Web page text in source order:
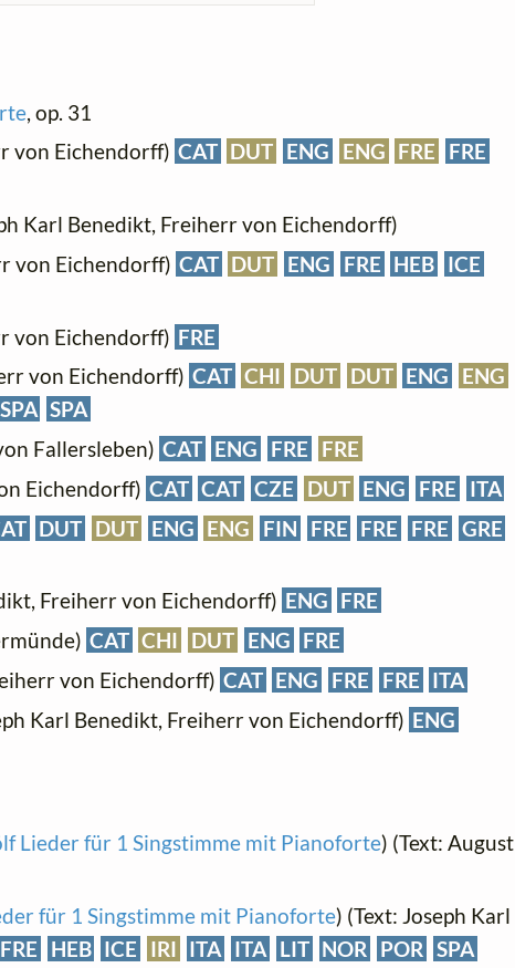
, op. 31
von Eichendorff) CAT DUT ENG ENG FRE
FRE
Karl Benedikt, Freiherr von Eichendorff)
von Eichendorff) CAT DUT ENG FRE HEB ICE
von Eichendorff) FRE
von Eichendorff) CAT CHI DUT DUT ENG
ENG
SPA SPA
Fallersleben) CAT ENG FRE
FRE
Eichendorff) CAT CAT CZE DUT ENG FRE
ITA
DUT DUT ENG ENG FIN FRE FRE FRE GRE
Freiherr von Eichendorff) ENG FRE
CAT CHI DUT ENG FRE
von Eichendorff) CAT ENG FRE FRE ITA
Karl Benedikt, Freiherr von Eichendorff) ENG
Lieder für 1 Singstimme mit Pianoforte) (Text: August
für 1 Singstimme mit Pianoforte) (Text: Joseph Karl
FRE HEB ICE IRI ITA ITA LIT NOR POR SPA